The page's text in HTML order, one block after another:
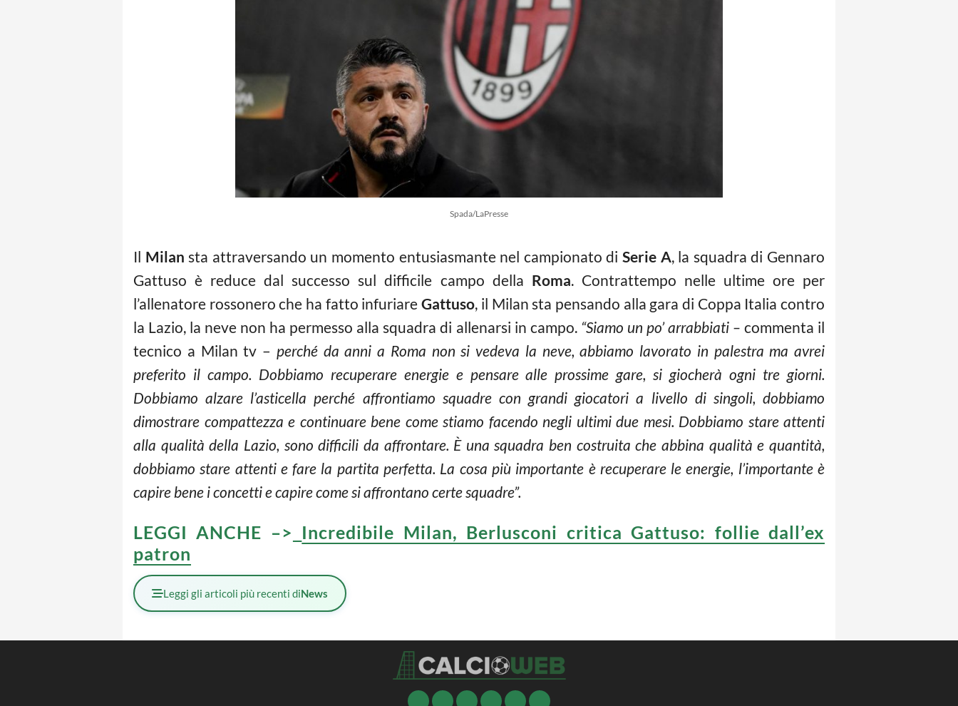
Spada/LaPresse
Il Milan sta attraversando un momento entusiasmante nel campionato diSerie A, la squadra di Gennaro
Gattuso è reduce dal successo sul difficile campo della Roma. Contrattempo nelle ultime ore per
l’allenatore rossonero che ha fatto infuriareGattuso, il Milan sta pensando alla gara di Coppa Italia contro
la Lazio, la neve non ha permesso alla squadra di allenarsi in campo. “Siamo un po’ arrabbiati – commenta il
tecnico a Milan tv – perché da anni a Roma non si vedeva la neve, abbiamo lavorato in palestra ma avrei
preferito il campo. Dobbiamo recuperare energie e pensare alle prossime gare, si giocherà ogni tre giorni.
Dobbiamo alzare l’asticella perché affrontiamo squadre con grandi giocatori a livello di singoli, dobbiamo
dimostrare compattezza e continuare bene come stiamo facendo negli ultimi due mesi. Dobbiamo stare attenti
alla qualità della Lazio, sono difficili da affrontare. È una squadra ben costruita che abbina qualità e quantità,
dobbiamo stare attenti e fare la partita perfetta. La cosa più importante è recuperare le energie, l’importante è
capire bene i concetti e capire come si affrontano certe squadre”.
LEGGI ANCHE –> Incredibile Milan, Berlusconi critica Gattuso: follie dall’ex
patron
Leggi gli articoli più recenti diNews